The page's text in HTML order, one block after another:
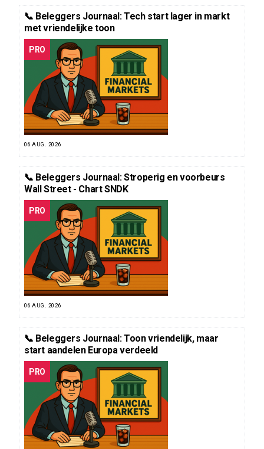
📞 Beleggers Journaal: Tech start lager in markt
met vriendelijke toon
PRO
06 AUG. 2026
📞 Beleggers Journaal: Stroperig en voorbeurs
Wall Street - Chart SNDK
PRO
06 AUG. 2026
📞 Beleggers Journaal: Toon vriendelijk, maar
start aandelen Europa verdeeld
PRO